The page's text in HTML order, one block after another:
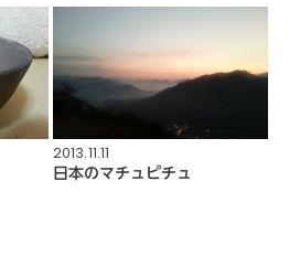
2013.11.11
日本のマチュピチュ